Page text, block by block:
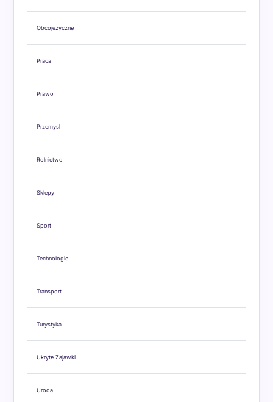
Obcojęzyczne
Praca
Prawo
Przemysł
Rolnictwo
Sklepy
Sport
Technologie
Transport
Turystyka
Ukryte Zajawki
Uroda